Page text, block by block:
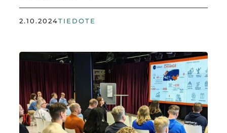
2.10.2024TIEDOTE